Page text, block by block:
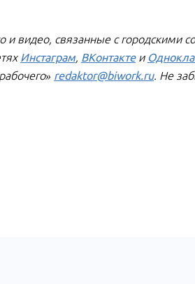
видео, связанные с городскими
Инстаграм, ВКонтактеи
redaktor@biwork.ru. Не